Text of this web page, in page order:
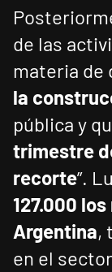
de las
materia de
la
pública y
trimestre
recorte”.
127.000
Argentina,
en el